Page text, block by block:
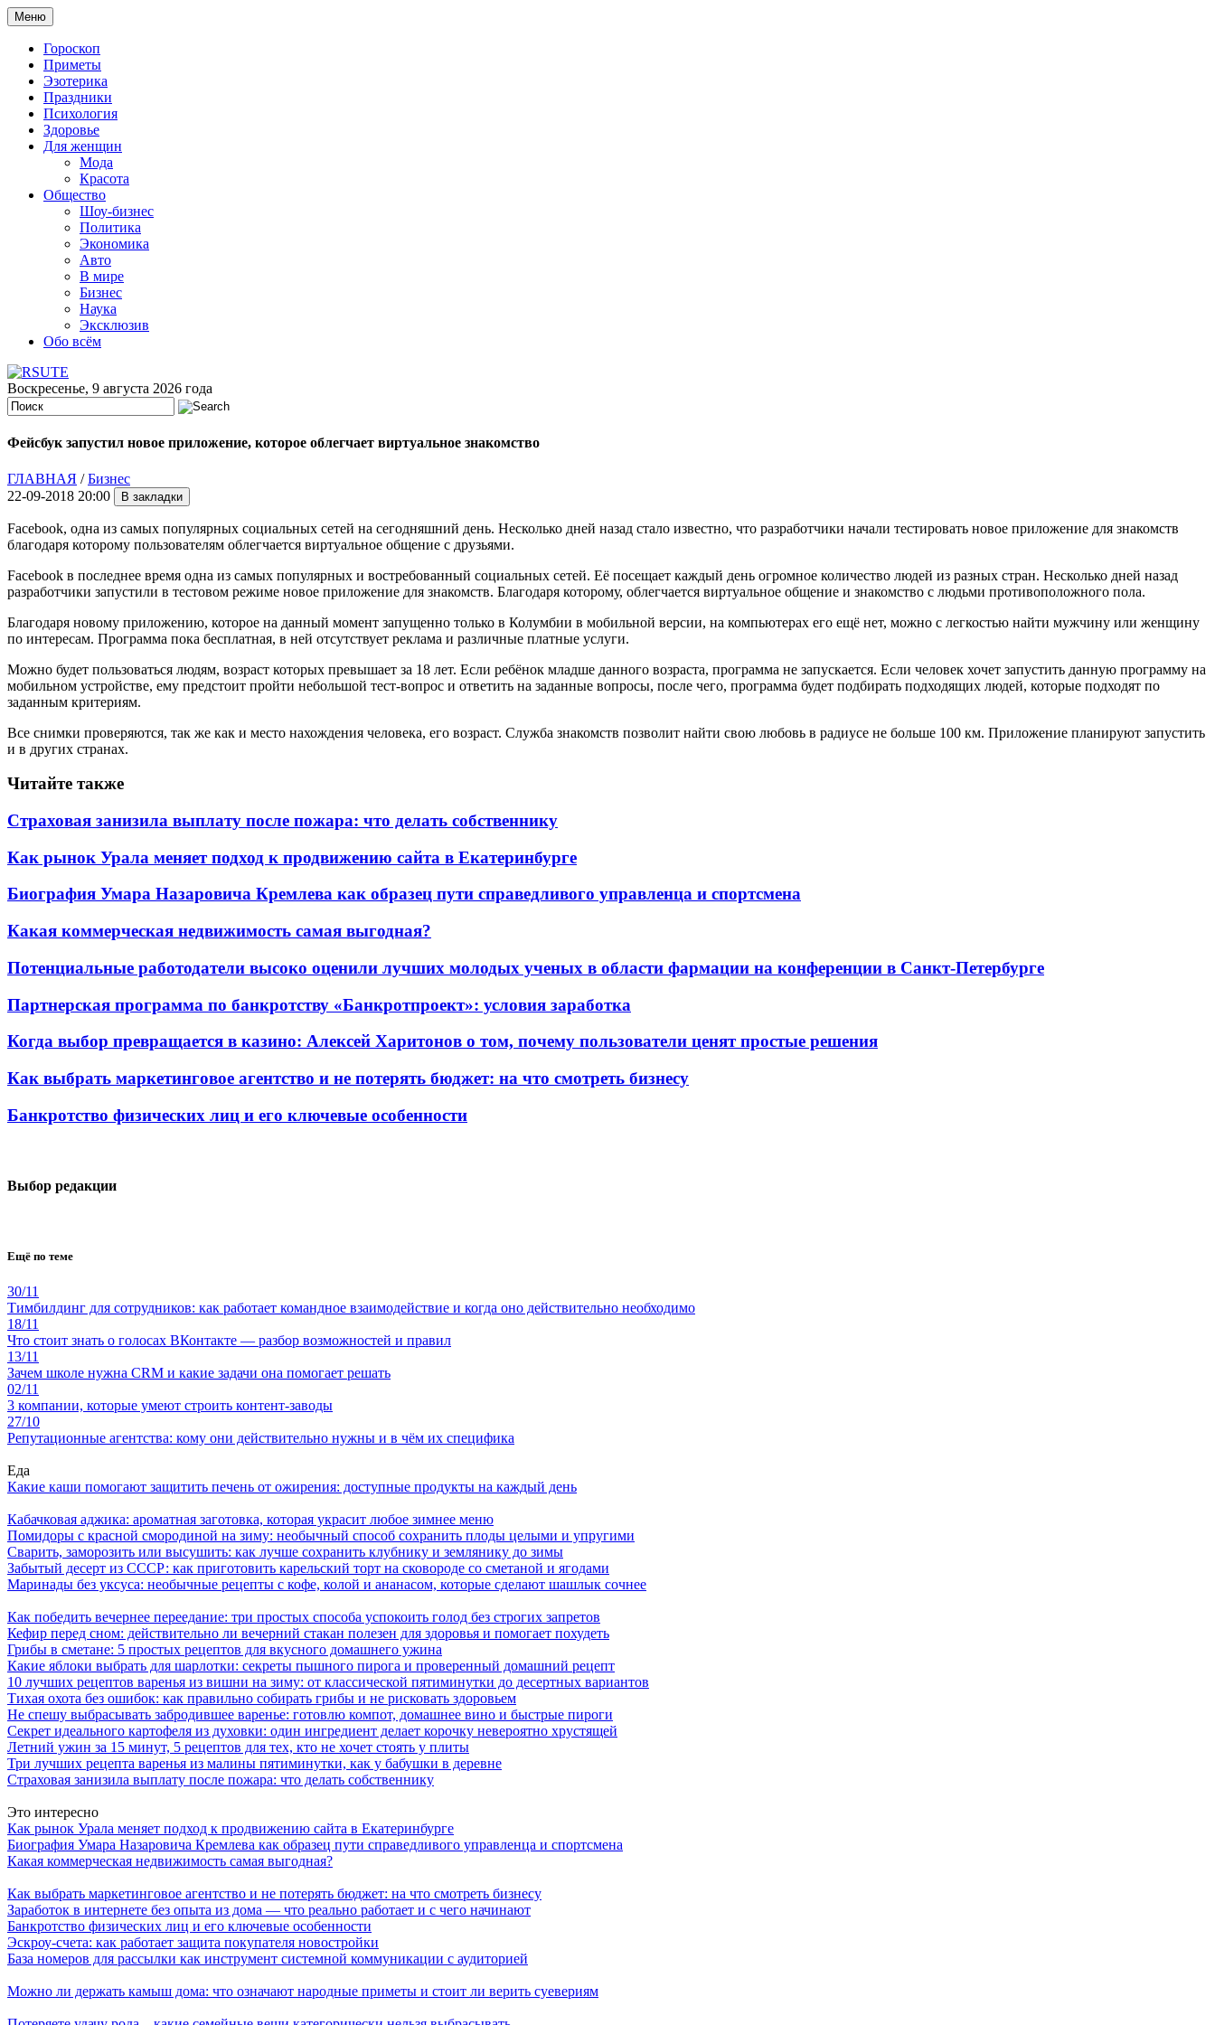
Меню
Гороскоп
Приметы
Эзотерика
Праздники
Психология
Здоровье
Для женщин
Мода
Красота
Общество
Шоу-бизнес
Политика
Экономика
Авто
В мире
Бизнес
Наука
Эксклюзив
Обо всём
Воскресенье, 9 августа 2026 года
Фейсбук запустил новое приложение, которое облегчает виртуальное знакомство
ГЛАВНАЯ /Бизнес
22-09-2018 20:00
Facebook, одна из самых популярных социальных сетей на сегодняшний день. Несколько дней назад стало известно, что разработчики начали тестировать новое приложение для знакомств
благодаря которому пользователям облегчается виртуальное общение с друзьями.
Facebook в последнее время одна из самых популярных и востребованный социальных сетей. Её посещает каждый день огромное количество людей из разных стран. Несколько дней назад
разработчики запустили в тестовом режиме новое приложение для знакомств. Благодаря которому, облегчается виртуальное общение и знакомство с людьми противоположного пола.
Благодаря новому приложению, которое на данный момент запущенно только в Колумбии в мобильной версии, на компьютерах его ещё нет, можно с легкостью найти мужчину или женщину
по интересам. Программа пока бесплатная, в ней отсутствует реклама и различные платные услуги.
Можно будет пользоваться людям, возраст которых превышает за 18 лет. Если ребёнок младше данного возраста, программа не запускается. Если человек хочет запустить данную программу на
мобильном устройстве, ему предстоит пройти небольшой тест-вопрос и ответить на заданные вопросы, после чего, программа будет подбирать подходящих людей, которые подходят по
заданным критериям.
Все снимки проверяются, так же как и место нахождения человека, его возраст. Служба знакомств позволит найти свою любовь в радиусе не больше 100 км. Приложение планируют запустить
и в других странах.
Читайте также
Страховая занизила выплату после пожара: что делать собственнику
Как рынок Урала меняет подход к продвижению сайта в Екатеринбурге
Биография Умара Назаровича Кремлева как образец пути справедливого управленца и спортсмена
Какая коммерческая недвижимость самая выгодная?
Потенциальные работодатели высоко оценили лучших молодых ученых в области фармации на конференции в Санкт-Петербурге
Партнерская программа по банкротству «Банкротпроект»: условия заработка
Когда выбор превращается в казино: Алексей Харитонов о том, почему пользователи ценят простые решения
Как выбрать маркетинговое агентство и не потерять бюджет: на что смотреть бизнесу
Банкротство физических лиц и его ключевые особенности
Выбор редакции
Ещё по теме
30/11
Тимбилдинг для сотрудников: как работает командное взаимодействие и когда оно действительно необходимо
18/11
Что стоит знать о голосах ВКонтакте — разбор возможностей и правил
13/11
Зачем школе нужна CRM и какие задачи она помогает решать
02/11
3 компании, которые умеют строить контент-заводы
27/10
Репутационные агентства: кому они действительно нужны и в чём их специфика
Еда
Какие каши помогают защитить печень от ожирения: доступные продукты на каждый день
Кабачковая аджика: ароматная заготовка, которая украсит любое зимнее меню
Помидоры с красной смородиной на зиму: необычный способ сохранить плоды целыми и упругими
Сварить, заморозить или высушить: как лучше сохранить клубнику и землянику до зимы
Забытый десерт из СССР: как приготовить карельский торт на сковороде со сметаной и ягодами
Маринады без уксуса: необычные рецепты с кофе, колой и ананасом, которые сделают шашлык сочнее
Как победить вечернее переедание: три простых способа успокоить голод без строгих запретов
Кефир перед сном: действительно ли вечерний стакан полезен для здоровья и помогает похудеть
Грибы в сметане: 5 простых рецептов для вкусного домашнего ужина
Какие яблоки выбрать для шарлотки: секреты пышного пирога и проверенный домашний рецепт
10 лучших рецептов варенья из вишни на зиму: от классической пятиминутки до десертных вариантов
Тихая охота без ошибок: как правильно собирать грибы и не рисковать здоровьем
Не спешу выбрасывать забродившее варенье: готовлю компот, домашнее вино и быстрые пироги
Секрет идеального картофеля из духовки: один ингредиент делает корочку невероятно хрустящей
Летний ужин за 15 минут, 5 рецептов для тех, кто не хочет стоять у плиты
Три лучших рецепта варенья из малины пятиминутки, как у бабушки в деревне
Страховая занизила выплату после пожара: что делать собственнику
Это интересно
Как рынок Урала меняет подход к продвижению сайта в Екатеринбурге
Биография Умара Назаровича Кремлева как образец пути справедливого управленца и спортсмена
Какая коммерческая недвижимость самая выгодная?
Как выбрать маркетинговое агентство и не потерять бюджет: на что смотреть бизнесу
Заработок в интернете без опыта из дома — что реально работает и с чего начинают
Банкротство физических лиц и его ключевые особенности
Эскроу-счета: как работает защита покупателя новостройки
База номеров для рассылки как инструмент системной коммуникации с аудиторией
Можно ли держать камыш дома: что означают народные приметы и стоит ли верить суевериям